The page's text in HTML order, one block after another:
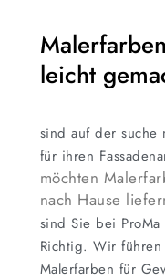
leicht
sind auf der
für ihren
möchten
nach Hause
sind Sie bei
Richtig. Wir
Malerfarben für